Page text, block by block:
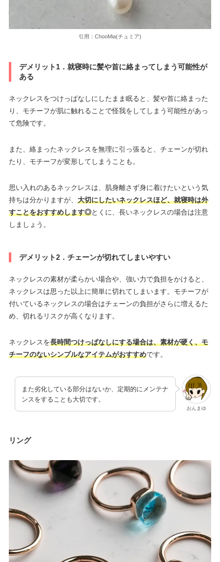
引用：ChooMia(チュミア)
デメリット1．就寝時に髪や首に絡まってしまう可能性が
ある
ネックレスをつけっぱなしにしたまま眠ると、髪や首に絡まった
り、モチーフが肌に触れることで怪我をしてしまう可能性があっ
て危険です。
また、絡まったネックレスを無理に引っ張ると、チェーンが切れ
たり、モチーフが変形してしまうことも。
思い入れのあるネックレスは、肌身離さず身に着けたいという気
持ちは分かりますが、 大切にしたいネックレスほど、就寝時は外
すことをおすすめします◎とくに、長いネックレスの場合は注意
しましょう。
デメリット2．チェーンが切れてしまいやすい
ネックレスの素材が柔らかい場合や、強い力で負担をかけると、
ネックレスは思った以上に簡単に切れてしまいます。モチーフが
付いているネックレスの場合はチェーンの負担がさらに増えるた
め、切れるリスクが高くなります。
ネックレスを長時間つけっぱなしにする場合は、素材が硬く、モ
チーフのないシンプルなアイテムがおすすめです。
おんまゆ
また劣化している部分はないか、定期的にメンテナ
ンスをすることも大切です。
リング